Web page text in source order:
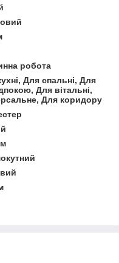
робота
Для спальні, Для
Для вітальні,
Для коридору